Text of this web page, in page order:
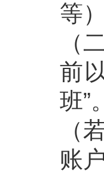
等
（
前
班”。
（
账